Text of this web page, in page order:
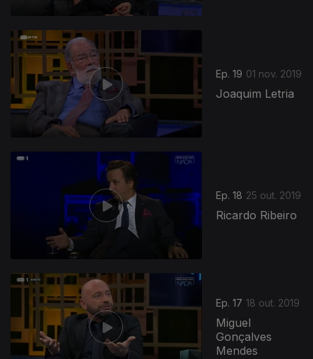
Ep. 19 01 nov. 2019
Joaquim Letria
Ep. 18 25 out. 2019
Ricardo Ribeiro
Ep. 17 18 out. 2019
Miguel
Gonçalves
Mendes
432801